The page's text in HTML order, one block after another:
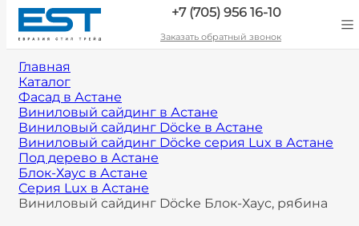
+7 (705) 956 16-10
Заказать обратный звонок
Главная
Каталог
Фасад в Астане
Виниловый сайдинг в Астане
Виниловый сайдинг Döcke в Астане
Виниловый сайдинг Döcke cерия Lux в Астане
Под дерево в Астане
Блок-Хаус в Астане
Серия Lux в Астане
Виниловый сайдинг Döcke Блок-Хаус, рябина